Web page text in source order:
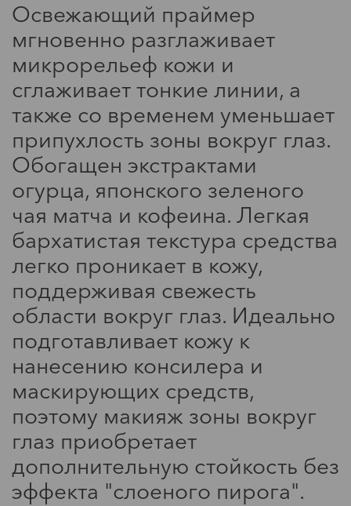
Мода
Мечтатели: кафе с авторской
кухней
Мода
Звездный стиль: Зои Кравиц
Освежающий праймер
мгновенно разглаживает
микрорельеф кожи и
сглаживает тонкие линии, а
также со временем уменьшает
припухлость зоны вокруг глаз.
Обогащен экстрактами
огурца, японского зеленого
чая матча и кофеина. Легкая
бархатистая текстура средства
легко проникает в кожу,
поддерживая свежесть
области вокруг глаз. Идеально
подготавливает кожу к
нанесению консилера и
маскирующих средств,
поэтому макияж зоны вокруг
глаз приобретает
дополнительную стойкость без
эффекта "слоеного пирога".